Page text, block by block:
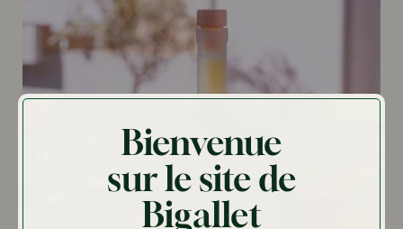
Bienvenue
sur le site de
Bigallet